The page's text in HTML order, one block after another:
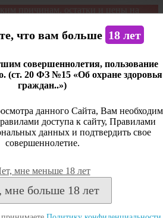
причинам, остатки и цены на
Дистанционная продажа не
что вам больше 18 лет
совершеннолетия, пользование
(ст. 20 ФЗ №15 «Об охране здоровья
граждан..»)
данного Сайта, Вам
доступа к сайту, Правилами
данных и подтвердить свое
совершеннолетие.
мне меньше 18 лет
мне больше 18 лет